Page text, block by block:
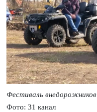
Фестиваль внедорожников
Фото: 31 канал